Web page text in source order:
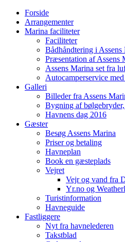
Forside
Arrangementer
Marina faciliteter
Faciliteter
Bådhåndtering i Assens
Præsentation af Assens
Assens Marina set fra
Autocamperservice
Galleri
Billeder fra Assens
Bygning af
Havnens dag 2016
Gæster
Besøg Assens Marina
Priser og betaling
Havneplan
Book en gæsteplads
Vejret
Vejr og vand fra
Yr.no og
Turistinformation
Havneguide
Fastliggere
Nyt fra havnelederen
Takstblad